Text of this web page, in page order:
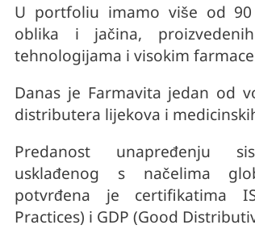
U portfoliu imamo više od
oblika i jačina,
tehnologijama i visokim
Danas je Farmavita jedan od
distributera lijekova i
Predanost unapređenju
usklađenog s načelima
potvrđena je certifikatima
Practices) i GDP (Good